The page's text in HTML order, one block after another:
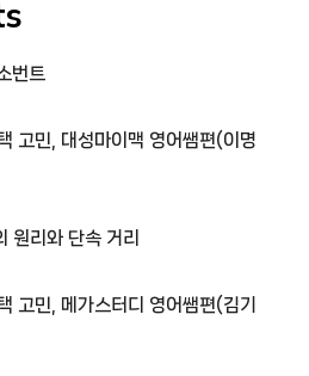
번트
고민, 대성마이맥 영어쌤편(이명
원리와 단속 거리
고민, 메가스터디 영어쌤편(김기